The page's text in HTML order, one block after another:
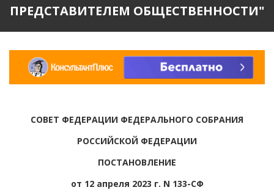
ПРЕДСТАВИТЕЛЕМ ОБЩЕСТВЕННОСТИ"
СОВЕТ ФЕДЕРАЦИИ ФЕДЕРАЛЬНОГО СОБРАНИЯ
РОССИЙСКОЙ ФЕДЕРАЦИИ
ПОСТАНОВЛЕНИЕ
от 12 апреля 2023 г. N 133-СФ